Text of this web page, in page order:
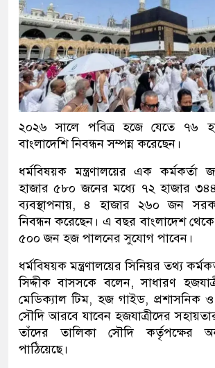
২০২৬ সালে পবিত্র হজে যেতে ৭৬
বাংলাদেশি নিবন্ধন সম্পন্ন করেছেন।
ধর্মবিষয়ক মন্ত্রণালয়ের এক কর্মকর্তা
হাজার ৫৮০ জনের মধ্যে ৭২ হাজার
ব্যবস্থাপনায়, ৪ হাজার ২৬০ জন
নিবন্ধন করেছেন। এ বছর বাংলাদেশ
৫০০ জন হজ পালনের সুযোগ পাবেন।
ধর্মবিষয়ক মন্ত্রণালয়ের সিনিয়র তথ্য
সিদ্দীক বাসসকে বলেন, সাধারণ
মেডিক্যাল টিম, হজ গাইড, প্রশাসনিক
সৌদি আরবে যাবেন হজযাত্রীদের
তাঁদের তালিকা সৌদি কর্তৃপক্ষের
পাঠিয়েছে।